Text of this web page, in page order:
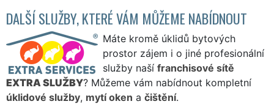
DALŠÍ SLUŽBY, KTERÉ VÁM MŮŽEME NABÍDNOUT
Máte kromě úklidů bytových
prostor zájem i o jiné profesionální
služby naší franchisové sítě
EXTRA SLUŽBY? Můžeme vám nabídnout kompletní
úklidové služby, mytí oken a čištění.